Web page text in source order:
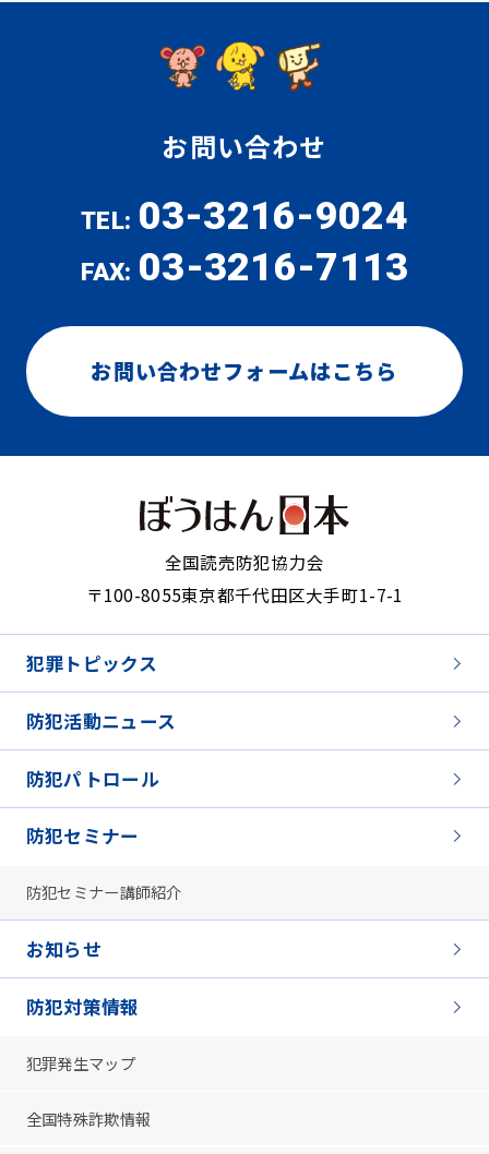
お問い合わせ
TEL: 03-3216-9024
FAX: 03-3216-7113
お問い合わせフォームはこちら
全国読売防犯協力会
〒100-8055東京都千代田区大手町1-7-1
犯罪トピックス
防犯活動ニュース
防犯パトロール
防犯セミナー
防犯セミナー講師紹介
お知らせ
防犯対策情報
犯罪発生マップ
全国特殊詐欺情報